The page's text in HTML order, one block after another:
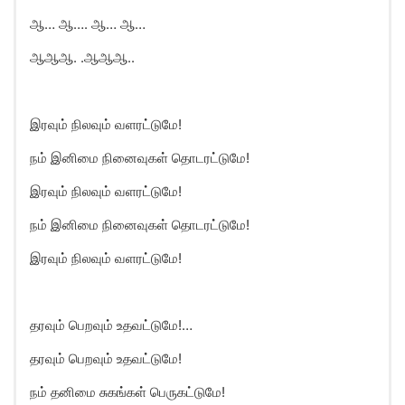
ஆ… ஆ…. ஆ… ஆ…
ஆஆஆ. .ஆஆஆ..
இரவும் நிலவும் வளரட்டுமே!
நம் இனிமை நினைவுகள் தொடரட்டுமே!
இரவும் நிலவும் வளரட்டுமே!
நம் இனிமை நினைவுகள் தொடரட்டுமே!
இரவும் நிலவும் வளரட்டுமே!
தரவும் பெறவும் உதவட்டுமே!…
தரவும் பெறவும் உதவட்டுமே!
நம் தனிமை சுகங்கள் பெருகட்டுமே!